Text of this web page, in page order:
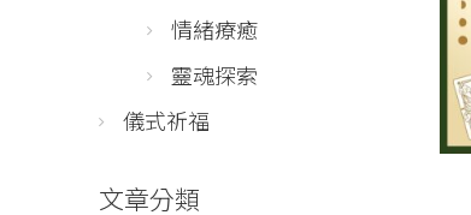
情緒療癒
靈魂探索
儀式祈福
文章分類